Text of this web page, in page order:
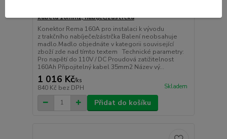
kabelu 16mm2, nabíječ/zástrčka
Konektor Rema 160A pro instalaci k vývodu
z trakčního nabíječe/zástrčka Balení neobsahuje
madlo.Madlo objednáte v kategorii související
zboží zde nad tímto textem Technické parametry:
Pro napětí do 110V / DC Proudová zatižitelnost
160Ah Připojitelný kabel 35mm2 Název vý...
1 016 Kč/ks
840 Kč bez DPH Skladem
Přidat do košíku